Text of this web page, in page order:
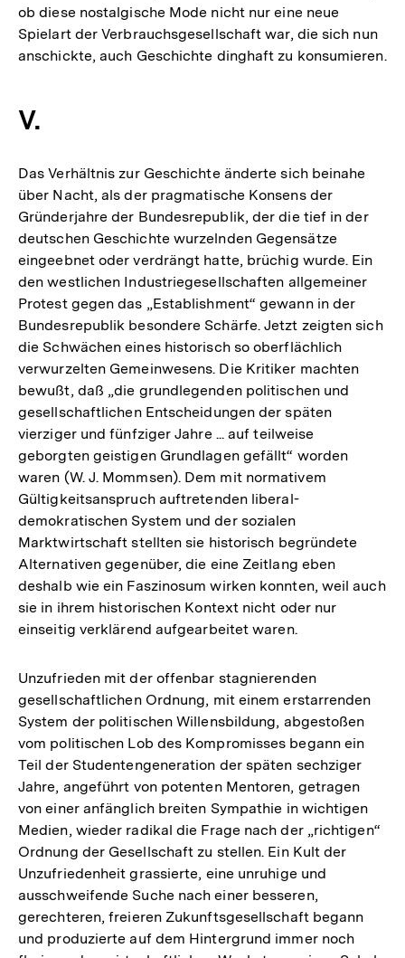
ob diese nostalgische Mode nicht nur eine neue
Spielart der Verbrauchsgesellschaft war, die sich nun
anschickte, auch Geschichte dinghaft zu konsumieren.
V.
Das Verhältnis zur Geschichte änderte sich beinahe
über Nacht, als der pragmatische Konsens der
Gründerjahre der Bundesrepublik, der die tief in der
deutschen Geschichte wurzelnden Gegensätze
eingeebnet oder verdrängt hatte, brüchig wurde. Ein
den westlichen Industriegesellschaften allgemeiner
Protest gegen das „Establishment“ gewann in der
Bundesrepublik besondere Schärfe. Jetzt zeigten sich
die Schwächen eines historisch so oberflächlich
verwurzelten Gemeinwesens. Die Kritiker machten
bewußt, daß „die grundlegenden politischen und
gesellschaftlichen Entscheidungen der späten
vierziger und fünfziger Jahre ... auf teilweise
geborgten geistigen Grundlagen gefällt“ worden
waren (W. J. Mommsen). Dem mit normativem
Gültigkeitsanspruch auftretenden liberal-
demokratischen System und der sozialen
Marktwirtschaft stellten sie historisch begründete
Alternativen gegenüber, die eine Zeitlang eben
deshalb wie ein Faszinosum wirken konnten, weil auch
sie in ihrem historischen Kontext nicht oder nur
einseitig verklärend aufgearbeitet waren.
Unzufrieden mit der offenbar stagnierenden
gesellschaftlichen Ordnung, mit einem erstarrenden
System der politischen Willensbildung, abgestoßen
vom politischen Lob des Kompromisses begann ein
Teil der Studentengeneration der späten sechziger
Jahre, angeführt von potenten Mentoren, getragen
von einer anfänglich breiten Sympathie in wichtigen
Medien, wieder radikal die Frage nach der „richtigen“
Ordnung der Gesellschaft zu stellen. Ein Kult der
Unzufriedenheit grassierte, eine unruhige und
ausschweifende Suche nach einer besseren,
gerechteren, freieren Zukunftsgesellschaft begann
und produzierte auf dem Hintergrund immer noch